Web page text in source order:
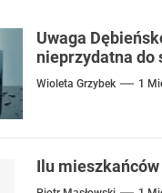
Uwaga
nieprzydatna do
Wioleta Grzybek 1
Ilu